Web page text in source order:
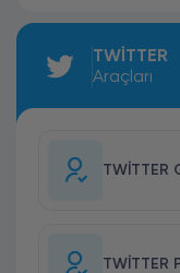
TWITTER
Araçları
TWITTER
TWITTER